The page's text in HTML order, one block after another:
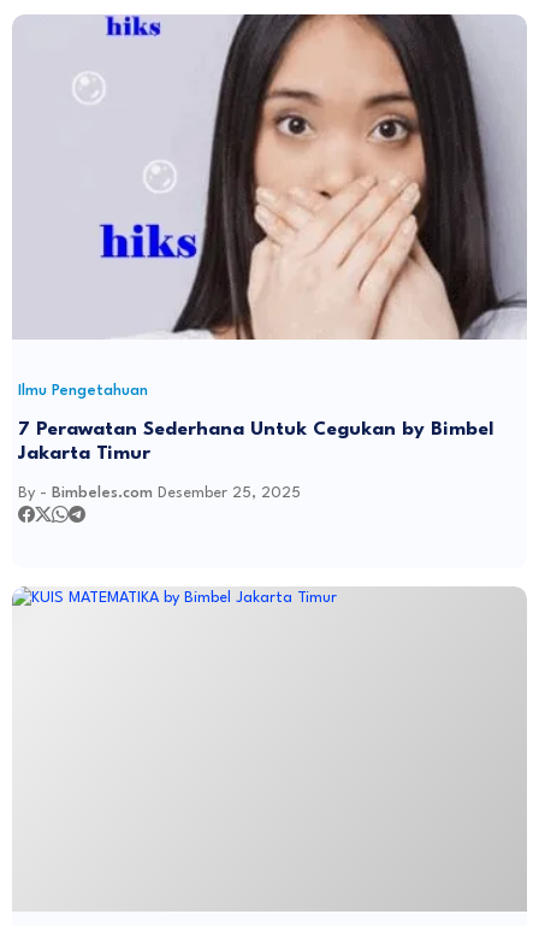
Ilmu Pengetahuan
7 Perawatan Sederhana Untuk Cegukan by Bimbel
Jakarta Timur
By - Bimbeles.com Desember 25, 2025